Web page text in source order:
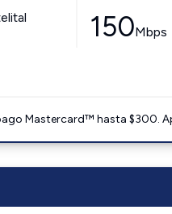
150Mbps
Mastercard™ hasta $300.